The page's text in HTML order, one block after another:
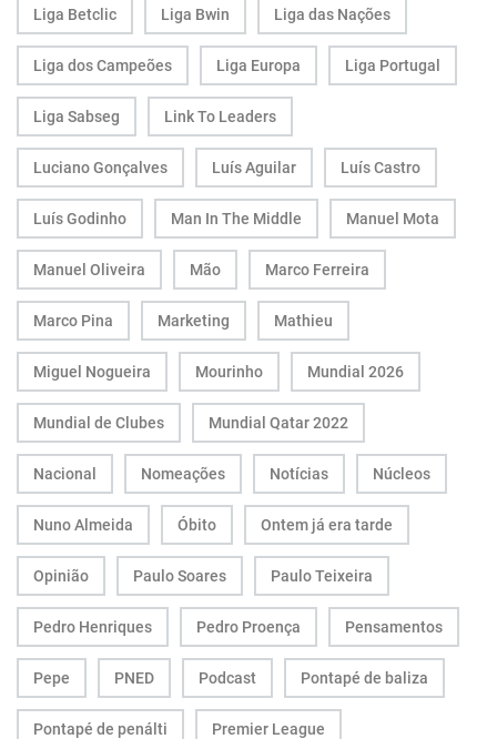
Liga Betclic Liga Bwin Liga das Nações
Liga dos Campeões Liga Europa Liga Portugal
Liga Sabseg Link To Leaders
Luciano Gonçalves Luís Aguilar Luís Castro
Luís Godinho Man In The Middle Manuel Mota
Manuel Oliveira Mão Marco Ferreira
Marco Pina Marketing Mathieu
Miguel Nogueira Mourinho Mundial 2026
Mundial de Clubes Mundial Qatar 2022
Nacional Nomeações Notícias Núcleos
Nuno Almeida Óbito Ontem já era tarde
Opinião Paulo Soares Paulo Teixeira
Pedro Henriques Pedro Proença Pensamentos
Pepe PNED Podcast Pontapé de baliza
Pontapé de penálti Premier League